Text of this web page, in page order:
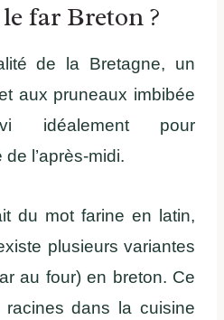
le far Breton ?
de la Bretagne, un
aux pruneaux imbibée
idéalement pour
l’après-midi.
du mot farine en latin,
plusieurs variantes
au four) en breton. Ce
dans la cuisine